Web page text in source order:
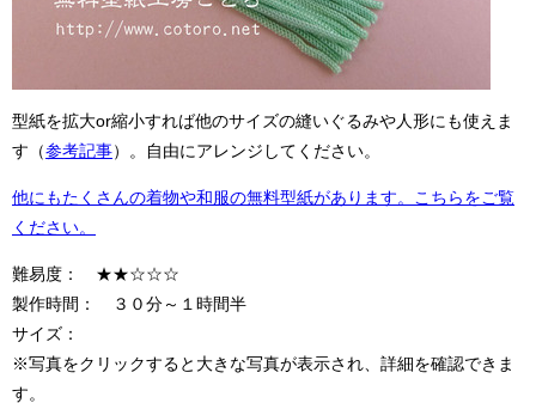
型紙を拡大or縮小すれば他のサイズの縫いぐるみや人形にも使えま
す（参考記事）。自由にアレンジしてください。
他にもたくさんの着物や和服の無料型紙があります。こちらをご覧
ください。
難易度： ★★☆☆☆
製作時間： ３０分～１時間半
サイズ：
※写真をクリックすると大きな写真が表示され、詳細を確認できま
す。